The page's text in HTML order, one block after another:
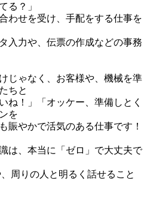
る？」
わせを受け、手配をする仕事を
入力や、伝票の作成などの事務
じゃなく、お客様や、機械を準
ちと
ね！」「オッケー、準備しとく
を
賑やかで活気のある仕事です！
は、本当に「ゼロ」で大丈夫で